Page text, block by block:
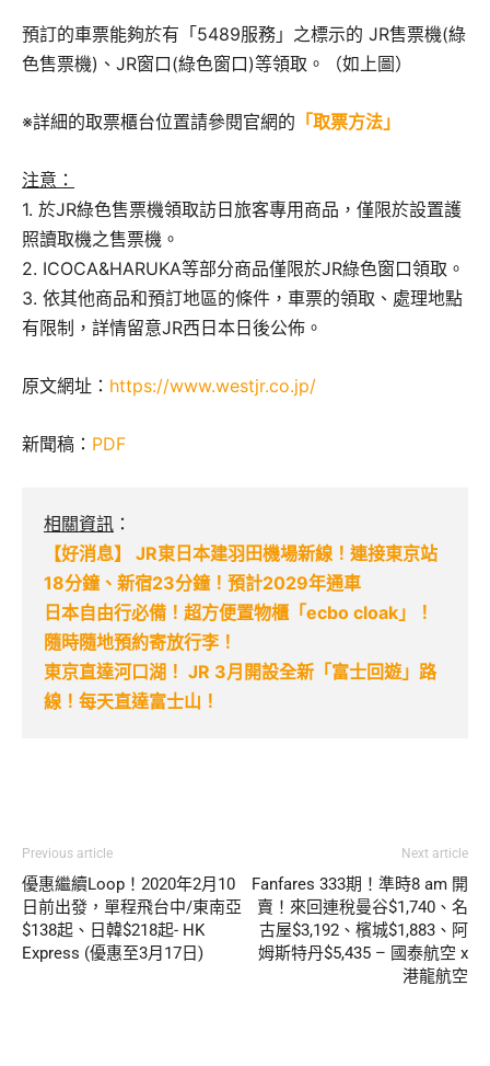
預訂的車票能夠於有「5489服務」之標示的 JR售票機(綠
色售票機)、JR窗口(綠色窗口)等領取。（如上圖）
※詳細的取票櫃台位置請參閱官網的 「取票方法」
注意：
1. 於JR綠色售票機領取訪日旅客專用商品，僅限於設置護
照讀取機之售票機。
2. ICOCA&HARUKA等部分商品僅限於JR綠色窗口領取。
3. 依其他商品和預訂地區的條件，車票的領取、處理地點
有限制，詳情留意JR西日本日後公佈。
原文網址： https://www.westjr.co.jp/
新聞稿： PDF
相關資訊 ：
【好消息】 JR東日本建羽田機場新線！連接東京站
18分鐘、新宿23分鐘！預計2029年通車
日本自由行必備！超方便置物櫃「ecbo cloak」！
隨時隨地預約寄放行李！
東京直達河口湖！ JR 3月開設全新「富士回遊」路
線！每天直達富士山！
Previous article
優惠繼續Loop！2020年2月10
日前出發，單程飛台中/東南亞
$138起、日韓$218起- HK
Express (優惠至3月17日)
Next article
Fanfares 333期！準時8 am 開
賣！來回連稅曼谷$1,740、名
古屋$3,192、檳城$1,883、阿
姆斯特丹$5,435 – 國泰航空 x
港龍航空